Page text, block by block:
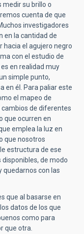
medir su brillo o
cuenta de que
investigadores
en la cantidad de
hacia el agujero negro
con el estudio de
en realidad muy
simple punto,
en él. Para paliar este
el mapeo de
cambios de diferentes
que ocurren en
emplea la luz en
que nosotros
estructura de ese
de modo
quedarnos con las
que al basarse en
datos de los que
como para
que otra.